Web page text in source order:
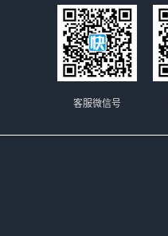
客服微信号